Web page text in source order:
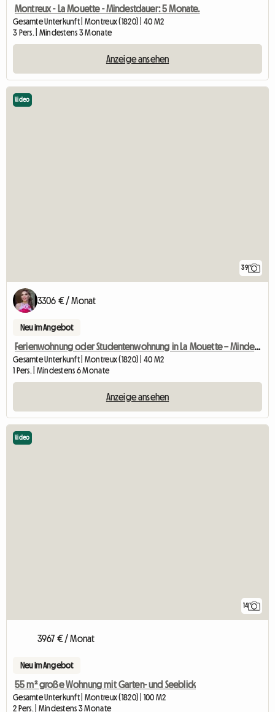
Montreux - La Mouette - Mindestdauer: 5 Monate.
Gesamte Unterkunft | Montreux (1820) | 40 M2
3 Pers. | Mindestens 3 Monate
Anzeige ansehen
39
Video
3306 € / Monat
Neu im Angebot
Ferienwohnung oder Studentenwohnung in La Mouette – Mindestaufenthalt: 6 Monate
Gesamte Unterkunft | Montreux (1820) | 40 M2
1 Pers. | Mindestens 6 Monate
Anzeige ansehen
14
Video
3967 € / Monat
Neu im Angebot
55 m² große Wohnung mit Garten- und Seeblick
Gesamte Unterkunft | Montreux (1820) | 100 M2
2 Pers. | Mindestens 3 Monate